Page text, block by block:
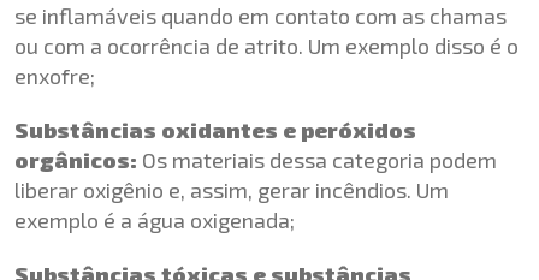
se inflamáveis quando em contato com as chamas
ou com a ocorrência de atrito. Um exemplo disso é o
enxofre;
Substâncias oxidantes e peróxidos
orgânicos: Os materiais dessa categoria podem
liberar oxigênio e, assim, gerar incêndios. Um
exemplo é a água oxigenada;
Substâncias tóxicas e substâncias